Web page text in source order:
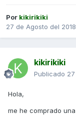
Por kikirikiki
27 de Agosto del 2018
kikirikiki
Publicado
Hola,
me he comprado